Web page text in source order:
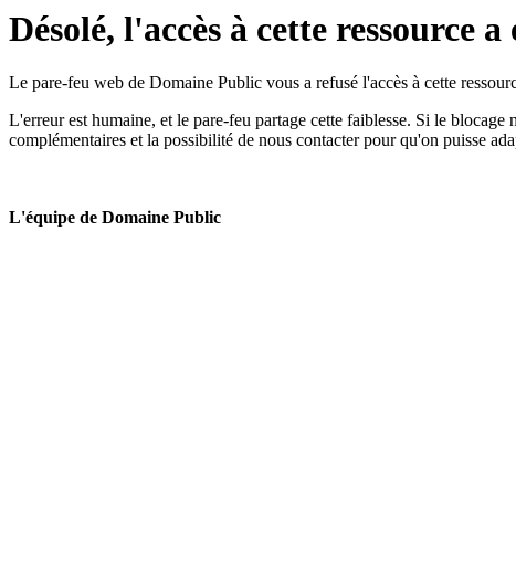
Désolé, l'accès à cette ressource
Le pare-feu web de Domaine Public vous a refusé l'accès à cette
L'erreur est humaine, et le pare-feu partage cette faiblesse. Si le
complémentaires et la possibilité de nous contacter pour qu'on puisse
L'équipe de Domaine Public